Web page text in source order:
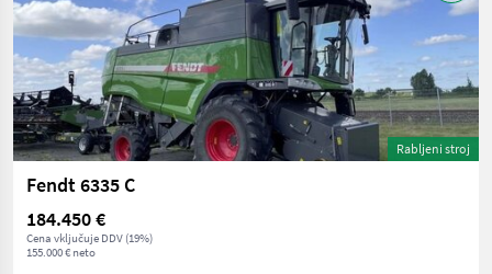
Rabljeni stroj
Fendt 6335 C
184.450 €
Cena vključuje DDV (19%)
155.000 € neto